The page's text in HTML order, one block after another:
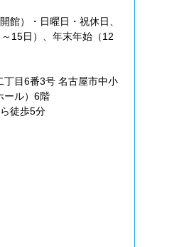
館）・日曜日・祝休日、
15日）、年末年始（12
丁目6番3号 名古屋市中小
ール）6階
徒歩5分